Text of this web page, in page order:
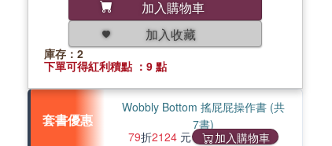
加入購物車
加入收藏
庫存：2
下單可得紅利積點 ：9 點
套書優惠
Wobbly Bottom 搖屁屁操作書 (共
7書)
79折2124 元 加入購物車